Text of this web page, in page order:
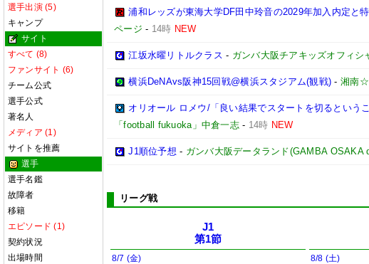
選手出演 (5)
キャンプ
サイト
すべて (8)
ファンサイト (6)
チーム公式
選手公式
著名人
メディア (1)
サイトを推薦
選手
選手名鑑
故障者
移籍
エピソード (1)
契約状況
出場時間
浦和レッズが東海大学DF田中玲音の2029年加入内定と
ページ - 14時 NEW
江坂水曜リトルクラス - ガンバ大阪チアキッズオフィシ
横浜DeNAvs阪神15回戦@横浜スタジアム(観戦) -湘南☆
オリオール ロメウ/「良い結果でスタートを切るという
「football fukuoka」中倉一志- 14時 NEW
J1順位予想 - ガンバ大阪データランド(GAMBA OSAKA
リーグ戦
J1
第1節
8/7 (金)
8/8 (土)